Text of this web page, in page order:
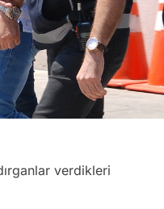
verdikleri